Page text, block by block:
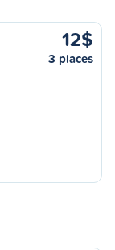
12$
3 places